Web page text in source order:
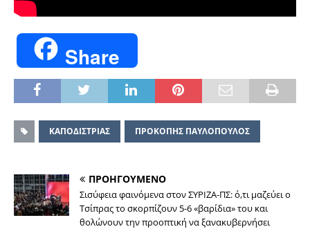
Share
ΚΑΠΟΔΙΣΤΡΙΑΣ ΠΡΟΚΟΠΗΣ ΠΑΥΛΟΠΟΥΛΟΣ
ΠΡΟΗΓΟΥΜΕΝΟ
Σισύφεια φαινόμενα στον ΣΥΡΙΖΑ-ΠΣ: ό,τι μαζεύει ο
Τσίπρας το σκορπίζουν 5-6 «βαρίδια» του και
θολώνουν την προοπτική να ξανακυβερνήσει